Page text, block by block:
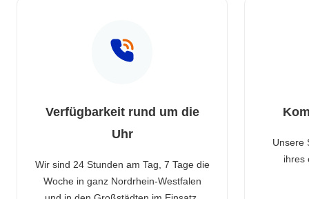
Verfügbarkeit rund um die
Uhr
Wir sind 24 Stunden am Tag, 7 Tage die
Woche in ganz Nordrhein-Westfalen
Unsere
ihres